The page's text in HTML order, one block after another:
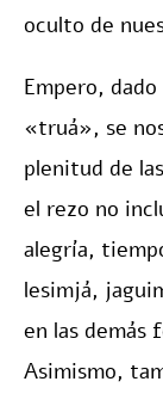
oculto de
Empero,
«truá», se
plenitud de
el rezo no
alegría,
lesimjá,
en las demás
Asimismo,